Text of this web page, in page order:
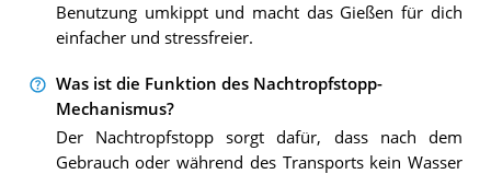
Benutzung umkippt und macht das Gießen für dich
einfacher und stressfreier.
Was ist die Funktion des Nachtropfstopp-
Mechanismus?
Der Nachtropfstopp sorgt dafür, dass nach dem
Gebrauch oder während des Transports kein Wasser